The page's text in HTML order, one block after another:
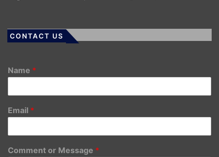
CONTACT US
Name *
Email *
Comment or Message *